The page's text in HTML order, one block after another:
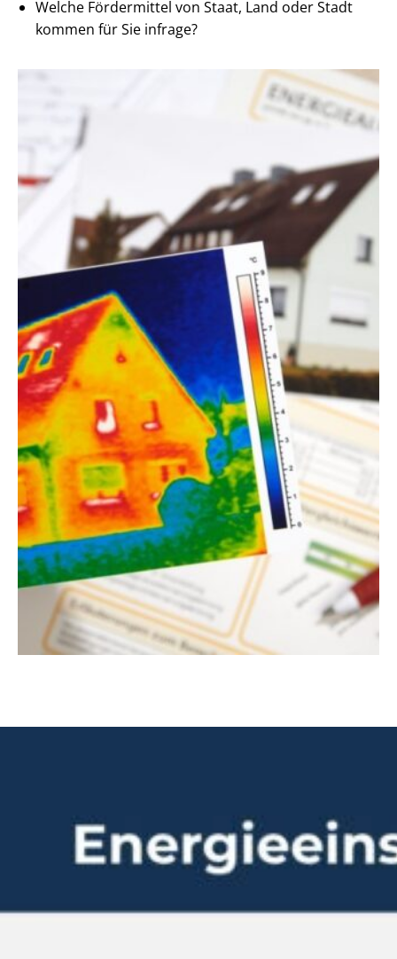
Welche Fördermittel von Staat, Land oder Stadt
kommen für Sie infrage?